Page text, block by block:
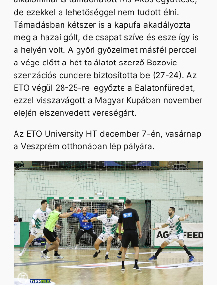
de ezekkel a lehetőséggel nem tudott élni.
Támadásban kétszer is a kapufa akadályozta
meg a hazai gólt, de csapat szíve és esze így is
a helyén volt. A győri győzelmet másfél perccel
a vége előtt a hét találatot szerző Bozovic
szenzációs cundere biztosította be (27-24). Az
ETO végül 28-25-re legyőzte a Balatonfüredet,
ezzel visszavágott a Magyar Kupában november
elején elszenvedett vereségért.
Az ETO University HT december 7-én, vasárnap
a Veszprém otthonában lép pályára.